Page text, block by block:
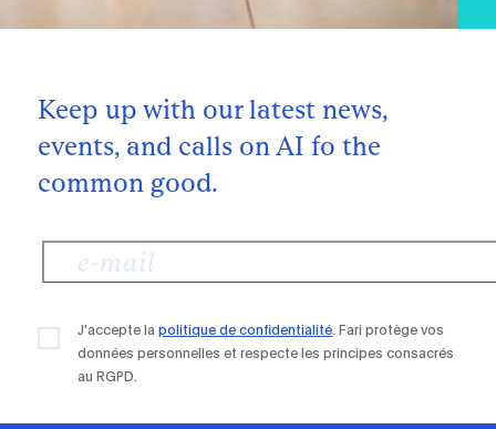
Keep up with our latest news,
events, and calls on AI fo the
common good.
J'accepte lapolitique de confidentialité . Fari protège vos
données personnelles et respecte les principes consacrés
au RGPD.